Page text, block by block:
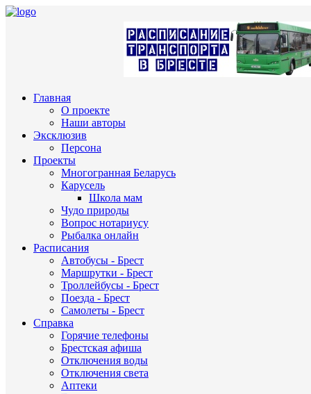
Главная
О проекте
Наши авторы
Эксклюзив
Персона
Проекты
Многогранная Беларусь
Карусель
Школа мам
Чудо природы
Вопрос нотариусу
Рыбалка онлайн
Расписания
Автобусы - Брест
Маршрутки - Брест
Троллейбусы - Брест
Поезда - Брест
Самолеты - Брест
Справка
Горячие телефоны
Брестская афиша
Отключения воды
Отключения света
Аптеки